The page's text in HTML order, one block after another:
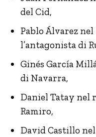
del Cid,
Pablo Álvarez
l’antagonista di
Ginés García
di Navarra,
Daniel Tatay nel
Ramiro,
David Castillo